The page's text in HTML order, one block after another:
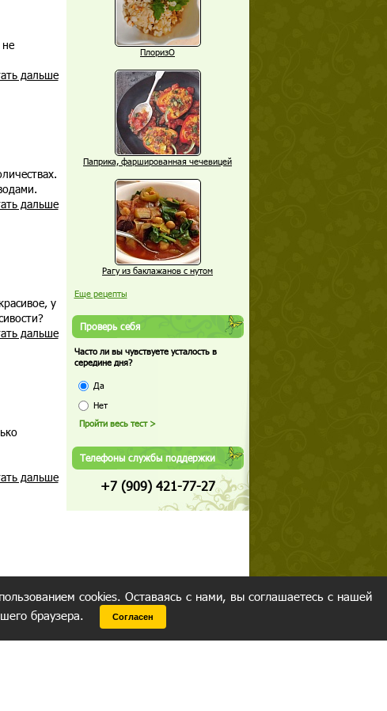
дальше
дальше
у
дальше
дальше
ПлоризО
Паприка, фаршированная чечевицей
Рагу из баклажанов с нутом
Еще рецепты
Проверь себя
Часто ли вы чувствуете усталость в
середине дня?
Да
Нет
Телефоны службы поддержки
+7 (909) 421-77-27
cookies. Оставаясь с нами, вы соглашаетесь с нашей
браузера. Согласен